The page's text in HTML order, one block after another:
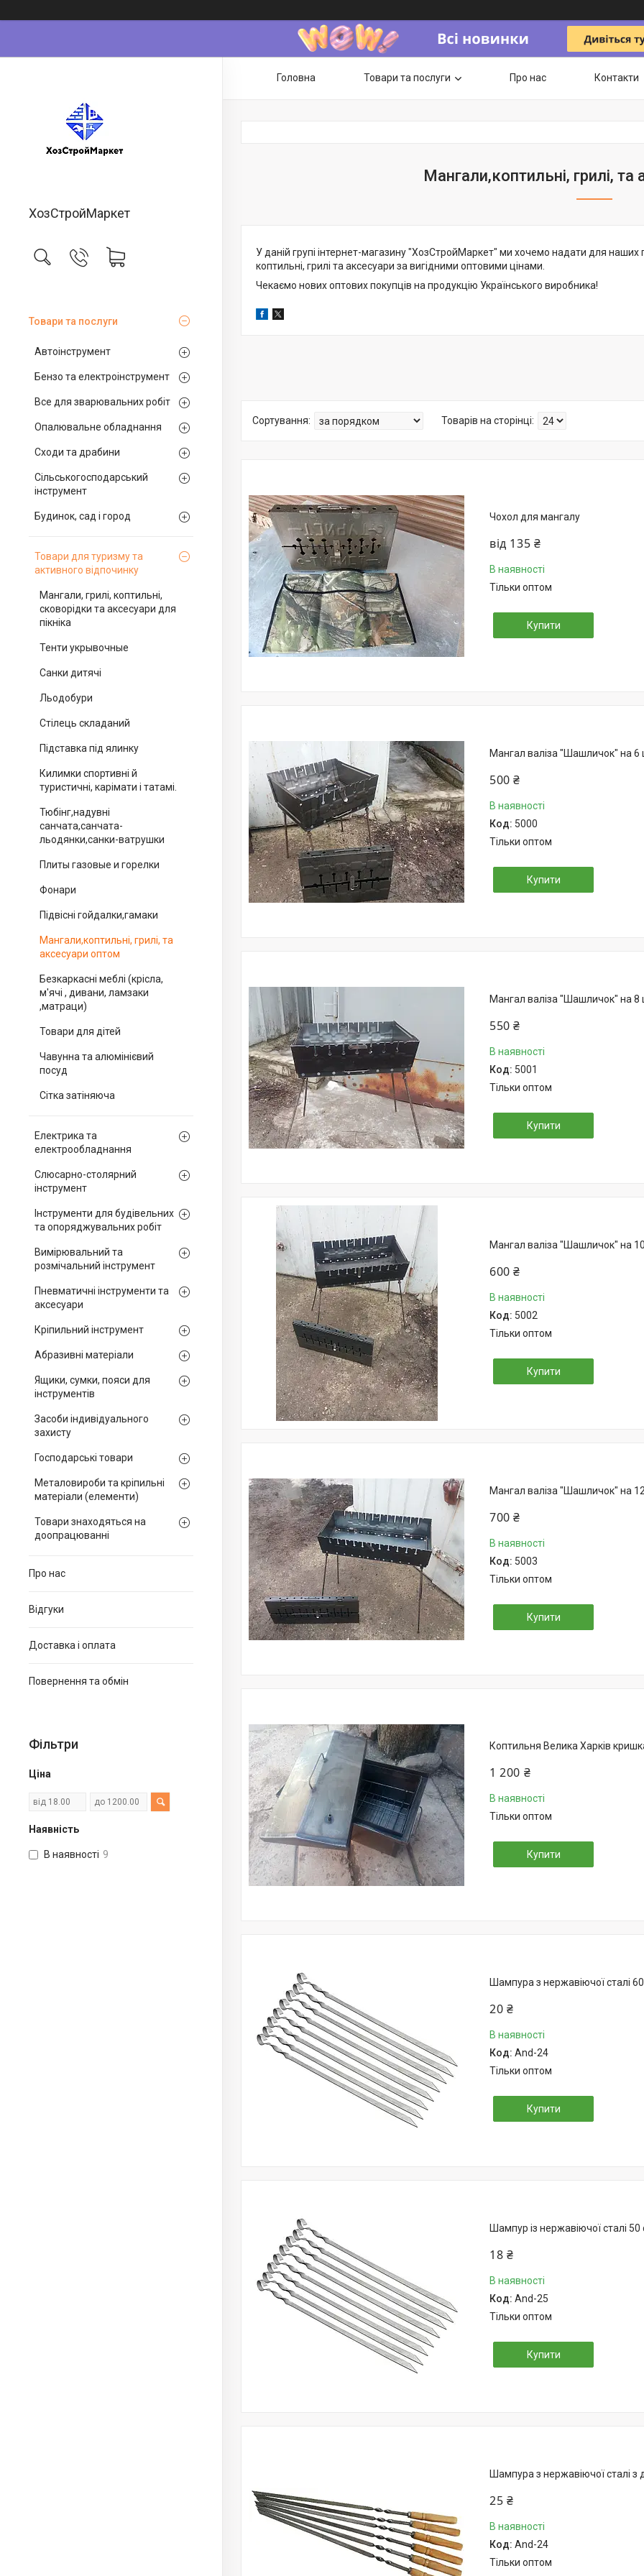
ХозСтройМаркет
Товари та послуги
Автоінструмент
Бензо та електроінструмент
Все для зварювальних робіт
Опалювальне обладнання
Сходи та драбини
Сільськогосподарський
інструмент
Будинок, сад і город
Товари для туризму та
активного відпочинку
Мангали, грилі, коптильні,
сковорідки та аксесуари для
пікніка
Тенти укрывочные
Санки дитячі
Льодобури
Стілець складаний
Підставка під ялинку
Килимки спортивні й
туристичні, карімати і татамі.
Тюбінг,надувні
санчата,санчата-
льодянки,санки-ватрушки
Плиты газовые и горелки
Фонари
Підвісні гойдалки,гамаки
Мангали,коптильні, грилі, та
аксесуари оптом
Безкаркасні меблі (крісла,
м'ячі , дивани, ламзаки
,матраци)
Товари для дітей
Чавунна та алюмінієвий
посуд
Сітка затіняюча
Електрика та
електрообладнання
Слюсарно-столярний
інструмент
Інструменти для будівельних
та опоряджувальних робіт
Вимірювальний та
розмічальний інструмент
Пневматичні інструменти та
аксесуари
Кріпильний інструмент
Абразивні матеріали
Ящики, сумки, пояси для
інструментів
Засоби індивідуального
захисту
Господарські товари
Металовироби та кріпильні
матеріали (елементи)
Товари знаходяться на
доопрацюванні
Про нас
Відгуки
Доставка і оплата
Повернення та обмін
Фільтри
Ціна
Наявність
В наявності 9
Головна Товари та послуги Про нас Контакти
Мангали,коптильні, грилі,
У даній групі інтернет-магазину "ХозСтройМаркет" ми хочемо надати для
коптильні, грилі та аксесуари за вигідними оптовими цінами.
Чекаємо нових оптових покупців на продукцію Українського виробника!
Чохол для мангалу
від 135 ₴
В наявності
Тільки оптом
Купити
Мангал валіза "Шашличок" на 6
500 ₴
5000
В наявності
Тільки оптом
Купити
Мангал валіза "Шашличок" на 8
550 ₴
5001
В наявності
Тільки оптом
Купити
Мангал валіза "Шашличок" на
600 ₴
5002
В наявності
Тільки оптом
Купити
Мангал валіза "Шашличок" на
700 ₴
5003
В наявності
Тільки оптом
Купити
Коптильня Велика Харків
1 200 ₴
В наявності
Тільки оптом
Купити
Шампура з нержавіючої сталі
20 ₴
And-24
В наявності
Тільки оптом
Купити
Шампур із нержавіючої сталі 50
18 ₴
And-25
В наявності
Тільки оптом
Купити
Шампура з нержавіючої сталі
25 ₴
And-24
В наявності
Тільки оптом